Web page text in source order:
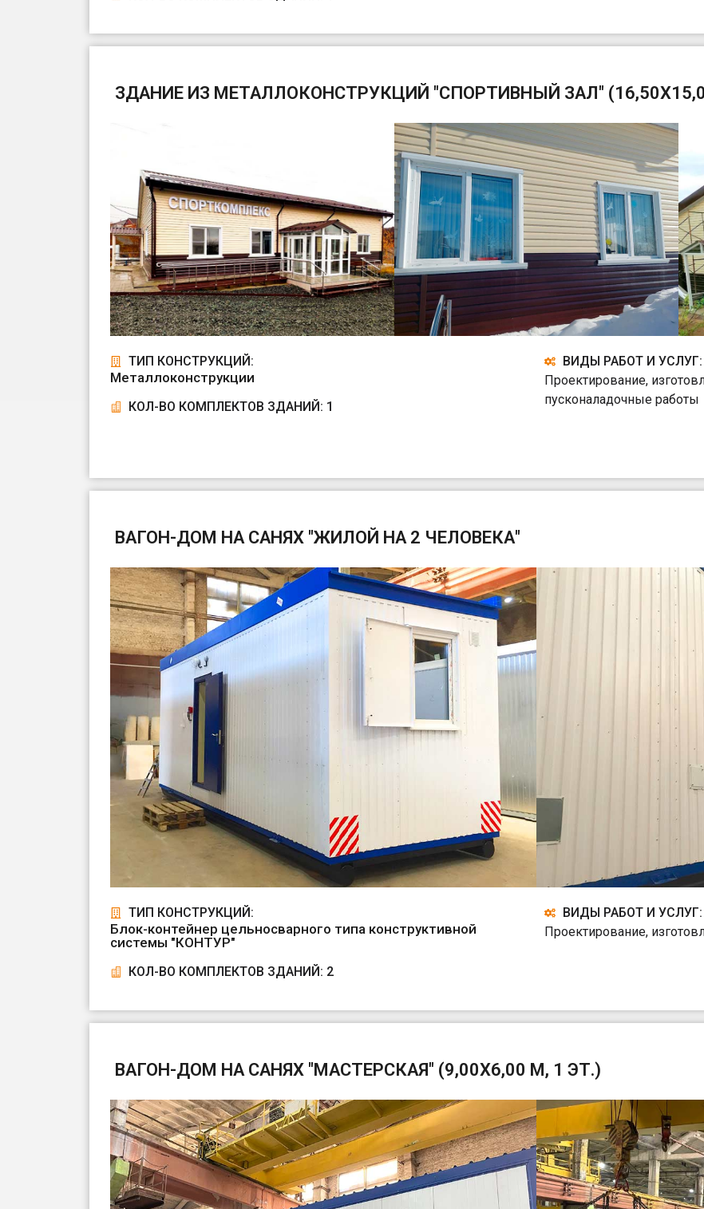
ЗДАНИЕ ИЗ МЕТАЛЛОКОНСТРУКЦИЙ "СПОРТИВНЫЙ ЗАЛ"
ТИП КОНСТРУКЦИЙ:
Металлоконструкции
КОЛ-ВО КОМПЛЕКТОВ ЗДАНИЙ: 1
ВИДЫ РАБОТ И УСЛУГ:
Проектирование,
пусконаладочные работы
ВАГОН-ДОМ НА САНЯХ "ЖИЛОЙ НА 2 ЧЕЛОВЕКА"
ТИП КОНСТРУКЦИЙ:
Блок-контейнер цельносварного типа конструктивной
системы "КОНТУР"
КОЛ-ВО КОМПЛЕКТОВ ЗДАНИЙ: 2
ВИДЫ РАБОТ И УСЛУГ:
Проектирование,
ВАГОН-ДОМ НА САНЯХ "МАСТЕРСКАЯ" (9,00Х6,00 М, 1 ЭТ.)